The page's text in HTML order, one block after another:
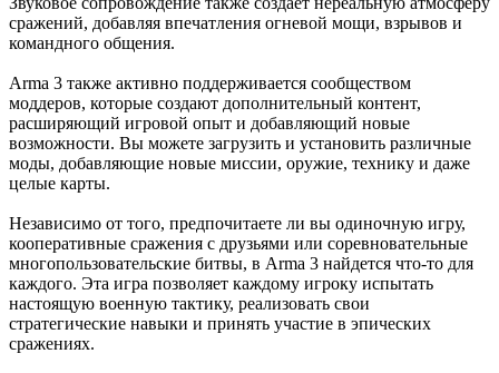
сражений, добавляя впечатления огневой мощи, взрывов и
командного общения.
Arma 3 также активно поддерживается сообществом
моддеров, которые создают дополнительный контент,
расширяющий игровой опыт и добавляющий новые
возможности. Вы можете загрузить и установить различные
моды, добавляющие новые миссии, оружие, технику и даже
целые карты.
Независимо от того, предпочитаете ли вы одиночную игру,
кооперативные сражения с друзьями или соревновательные
многопользовательские битвы, в Arma 3 найдется что-то для
каждого. Эта игра позволяет каждому игроку испытать
настоящую военную тактику, реализовать свои
стратегические навыки и принять участие в эпических
сражениях.